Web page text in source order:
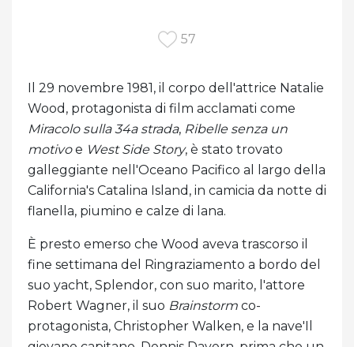
57
Il 29 novembre 1981, il corpo dell'attrice Natalie
Wood, protagonista di film acclamati come
Miracolo sulla 34a strada, Ribelle senza un
motivoe West Side Story, è stato trovato
galleggiante nell'Oceano Pacifico al largo della
California's Catalina Island, in camicia da notte di
flanella, piumino e calze di lana.
È presto emerso che Wood aveva trascorso il
fine settimana del Ringraziamento a bordo del
suo yacht, Splendor, con suo marito, l'attore
Robert Wagner, il suo Brainstorm co-
protagonista, Christopher Walken, e la nave'Il